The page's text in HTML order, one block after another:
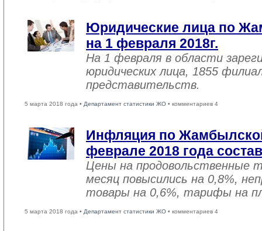
Юридические лица по
на 1 февраля 2018г.
На 1 февраля в области
юридических лица, 1855
представительств.
5 марта 2018 года • Департамент статистики ЖО • комментариев 4
Инфляция по
феврале 2018 года
Цены на продовольственные
месяц повысились на 0,8%,
товары на 0,6%, тарифы на
5 марта 2018 года • Департамент статистики ЖО • комментариев 4